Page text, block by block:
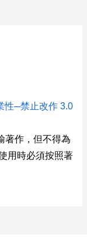
性─禁止改作 3.0
著作，但不得為
用時必須按照著